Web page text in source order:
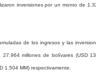
inversiones por un monto de
de los ingresos y las
27.964 millones de bolívares (USD
1.504 MM) respectivamente.